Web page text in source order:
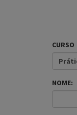
CURSO
NOME: